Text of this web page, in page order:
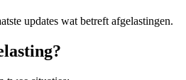
updates wat betreft afgelastingen.